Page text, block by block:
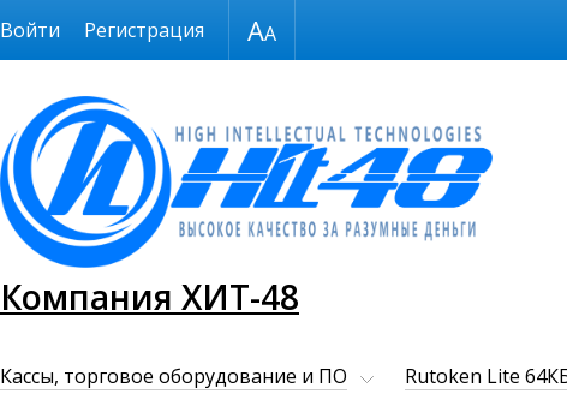
Размер шрифта
Компания ХИТ-48
Войти Регистрация
Кассы, торговое оборудование и ПО Rutoken Lite